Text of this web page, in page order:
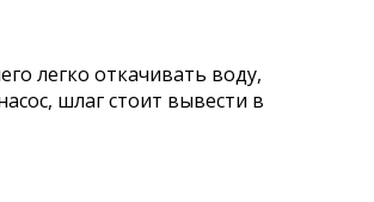
легко откачивать воду,
шлаг стоит вывести в